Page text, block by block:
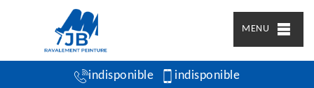
MENU
indisponible indisponible